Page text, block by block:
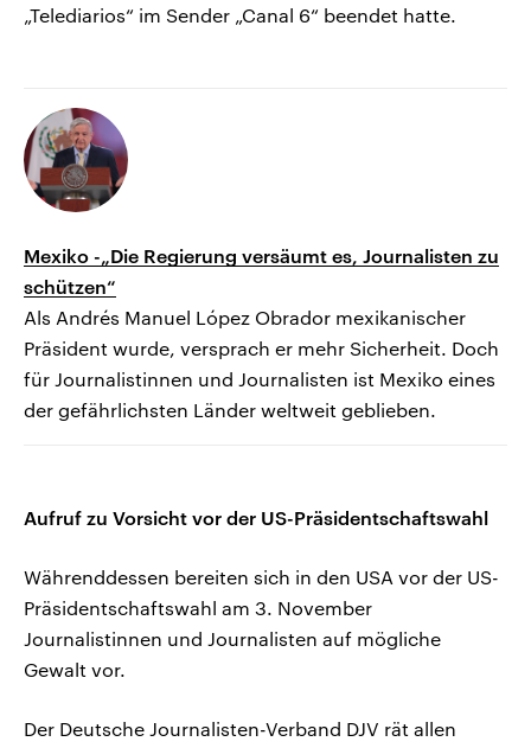
„Telediarios“ im Sender „Canal 6“ beendet hatte.
Mexiko -„Die Regierung versäumt es, Journalisten zu
schützen“
Als Andrés Manuel López Obrador mexikanischer
Präsident wurde, versprach er mehr Sicherheit. Doch
für Journalistinnen und Journalisten ist Mexiko eines
der gefährlichsten Länder weltweit geblieben.
Aufruf zu Vorsicht vor der US-Präsidentschaftswahl
Währenddessen bereiten sich in den USA vor der US-
Präsidentschaftswahl am 3. November
Journalistinnen und Journalisten auf mögliche
Gewalt vor.
Der Deutsche Journalisten-Verband DJV rät allen